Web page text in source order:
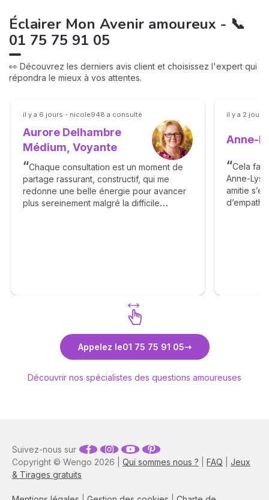
Éclairer Mon Avenir amoureux - 📞
01 75 75 91 05
👀 Découvrez les derniers avis client et choisissez l'expert qui
répondra le mieux à vos attentes.
il y a 6 jours - nicole948 a consulté
Aurore Delhambre
Médium, Voyante
Chaque consultation est un moment de
partage rassurant, constructif, qui me
redonne une belle énergie pour avancer
plus sereinement malgré la difficile
Découvrez Aurore Delhambre
Médium, Voyante
il y a 2
Anne-
Cela fait
Anne-
amitie
Appelez le01 75 75 91 05
Découvrir nos spécialistes des questions amoureuses
Copyright © Wengo 2026 | Qui sommes nous ? FAQ
Jeux
& Tirages gratuits
Suivez-nous sur